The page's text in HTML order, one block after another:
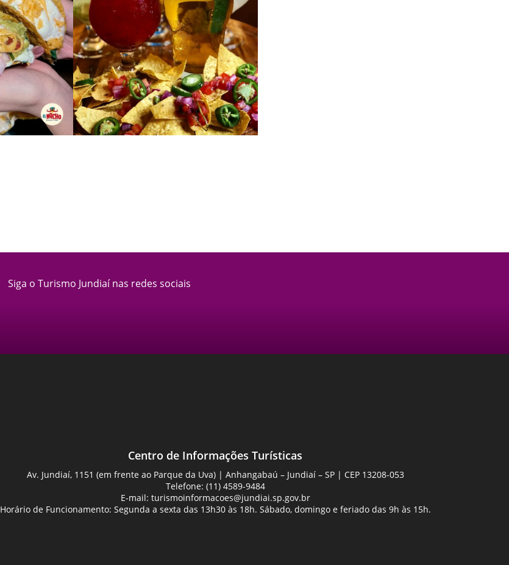
Siga o Turismo Jundiaí nas redes sociais
Centro de Informações Turísticas
Av. Jundiaí, 1151 (em frente ao Parque da Uva) | Anhangabaú – Jundiaí – SP | CEP 13208-053
Telefone: (11) 4589-9484
E-mail: turismoinformacoes@jundiai.sp.gov.br
Horário de Funcionamento: Segunda a sexta das 13h30 às 18h. Sábado, domingo e feriado das 9h às 15h.